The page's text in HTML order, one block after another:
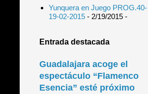
Yunquera en Juego PROG.40-
19-02-2015- 2/19/2015-
Entrada destacada
Guadalajara acoge el
espectáculo “Flamenco
Esencia” esté próximo